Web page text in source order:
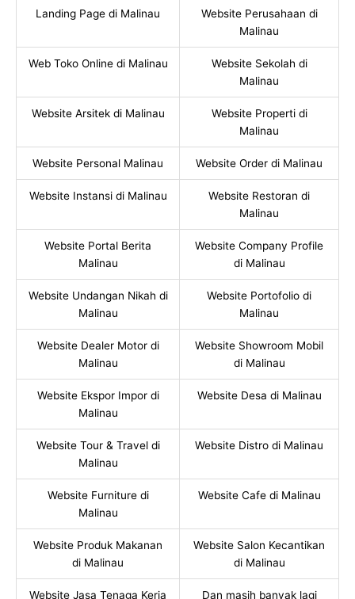
Landing Page di Malinau
Website Perusahaan di
Malinau
Web Toko Online di Malinau
Website Sekolah di
Malinau
Website Arsitek di Malinau
Website Properti di
Malinau
Website Personal Malinau Website Order di Malinau
Website Instansi di Malinau
Website Restoran di
Malinau
Website Portal Berita
Malinau
Website Company Profile
di Malinau
Website Undangan Nikah di
Malinau
Website Portofolio di
Malinau
Website Dealer Motor di
Malinau
Website Showroom Mobil
di Malinau
Website Ekspor Impor di
Malinau
Website Desa di Malinau
Website Tour & Travel di
Malinau
Website Distro di Malinau
Website Furniture di
Malinau
Website Cafe di Malinau
Website Produk Makanan
di Malinau
Website Salon Kecantikan
di Malinau
Website Jasa Tenaga Kerja Dan masih banyak lagi